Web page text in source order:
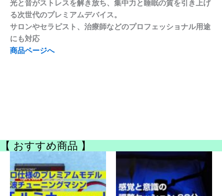
光と音がストレスを解き放ち、集中力と睡眠の質を引き上げ
る次世代のプレミアムデバイス。
サロンやセラピスト、治療師などのプロフェッショナル用途
にも対応
商品ページへ
【 おすすめ商品 】